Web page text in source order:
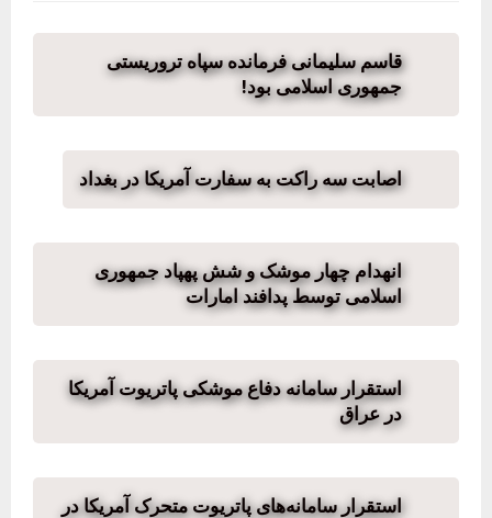
قاسم سلیمانی فرمانده سپاه تروریستی
جمهوری اسلامی بود!
اصابت سه راکت به سفارت آمریکا در بغداد
انهدام چهار موشک و شش پهپاد جمهوری
اسلامی توسط پدافند امارات
استقرار سامانه دفاع موشکی پاتریوت آمریکا
در عراق
استقرار سامانه‌های پاتریوت متحرک آمریکا در